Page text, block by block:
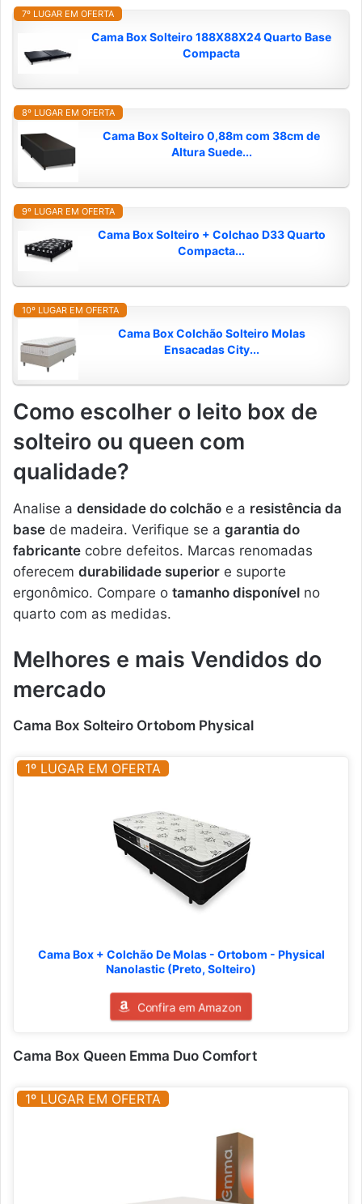
7º LUGAR EM OFERTA
Cama Box Solteiro 188X88X24 Quarto Base
Compacta
8º LUGAR EM OFERTA
Cama Box Solteiro 0,88m com 38cm de
Altura Suede...
9º LUGAR EM OFERTA
Cama Box Solteiro + Colchao D33 Quarto
Compacta...
10º LUGAR EM OFERTA
Cama Box Colchão Solteiro Molas
Ensacadas City...
Como escolher o leito box de
solteiro ou queen com
qualidade?
Analise a densidade do colchão e a resistência da
base de madeira. Verifique se a garantia do
fabricante cobre defeitos. Marcas renomadas
oferecem durabilidade superior e suporte
ergonômico. Compare o tamanho disponível no
quarto com as medidas.
Melhores e mais Vendidos do
mercado
Cama Box Solteiro Ortobom Physical
1º LUGAR EM OFERTA
Cama Box + Colchão De Molas - Ortobom - Physical
Nanolastic (Preto, Solteiro)
Confira em Amazon
Cama Box Queen Emma Duo Comfort
1º LUGAR EM OFERTA